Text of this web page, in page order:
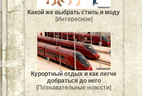
Какой же выбрать стиль и моду
[Интересное]
Курортный отдых и как легче
добраться до него
[Познавательные новости]